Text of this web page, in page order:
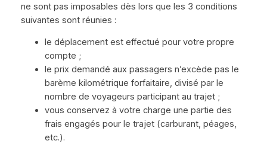
ne sont pas imposables dès lors que les 3 conditions
suivantes sont réunies :
le déplacement est effectué pour votre propre
compte ;
le prix demandé aux passagers n’excède pas le
barème kilométrique forfaitaire, divisé par le
nombre de voyageurs participant au trajet ;
vous conservez à votre charge une partie des
frais engagés pour le trajet (carburant, péages,
etc.).